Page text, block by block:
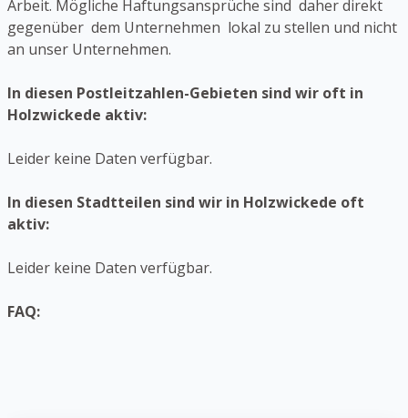
Arbeit. Mögliche Haftungsansprüche sind daher direkt
gegenüber dem Unternehmen lokal zu stellen und nicht
an unser Unternehmen.
In diesen Postleitzahlen-Gebieten sind wir oft in
Holzwickede aktiv:
Leider keine Daten verfügbar.
In diesen Stadtteilen sind wir in Holzwickede oft
aktiv:
Leider keine Daten verfügbar.
FAQ: